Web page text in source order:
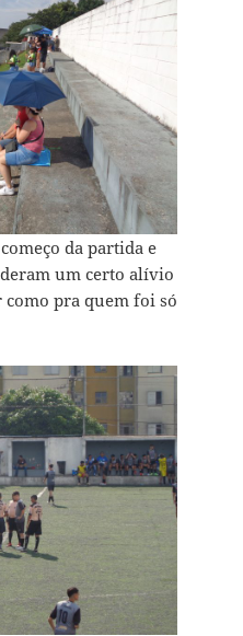
da partida e
um certo alívio
pra quem foi só